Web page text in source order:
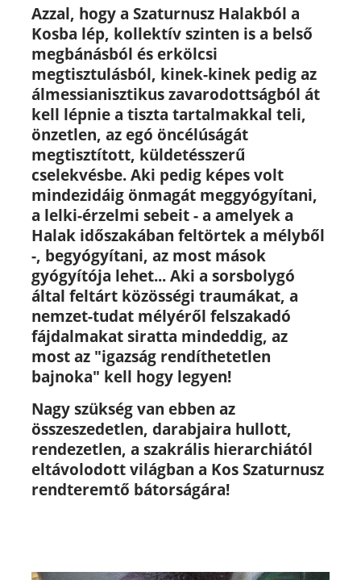
Azzal, hogy a Szaturnusz Halakból a
Kosba lép, kollektív szinten is a belső
megbánásból és erkölcsi
megtisztulásból, kinek-kinek pedig az
álmessianisztikus zavarodottságból át
kell lépnie a tiszta tartalmakkal teli,
önzetlen, az egó öncélúságát
megtisztított, küldetésszerű
cselekvésbe. Aki pedig képes volt
mindezidáig önmagát meggyógyítani,
a lelki-érzelmi sebeit - a amelyek a
Halak időszakában feltörtek a mélyből
-, begyógyítani, az most mások
gyógyítója lehet... Aki a sorsbolygó
által feltárt közösségi traumákat, a
nemzet-tudat mélyéről felszakadó
fájdalmakat siratta mindeddig, az
most az "igazság rendíthetetlen
bajnoka" kell hogy legyen!
Nagy szükség van ebben az
összeszedetlen, darabjaira hullott,
rendezetlen, a szakrális hierarchiától
eltávolodott világban a Kos Szaturnusz
rendteremtő bátorságára!